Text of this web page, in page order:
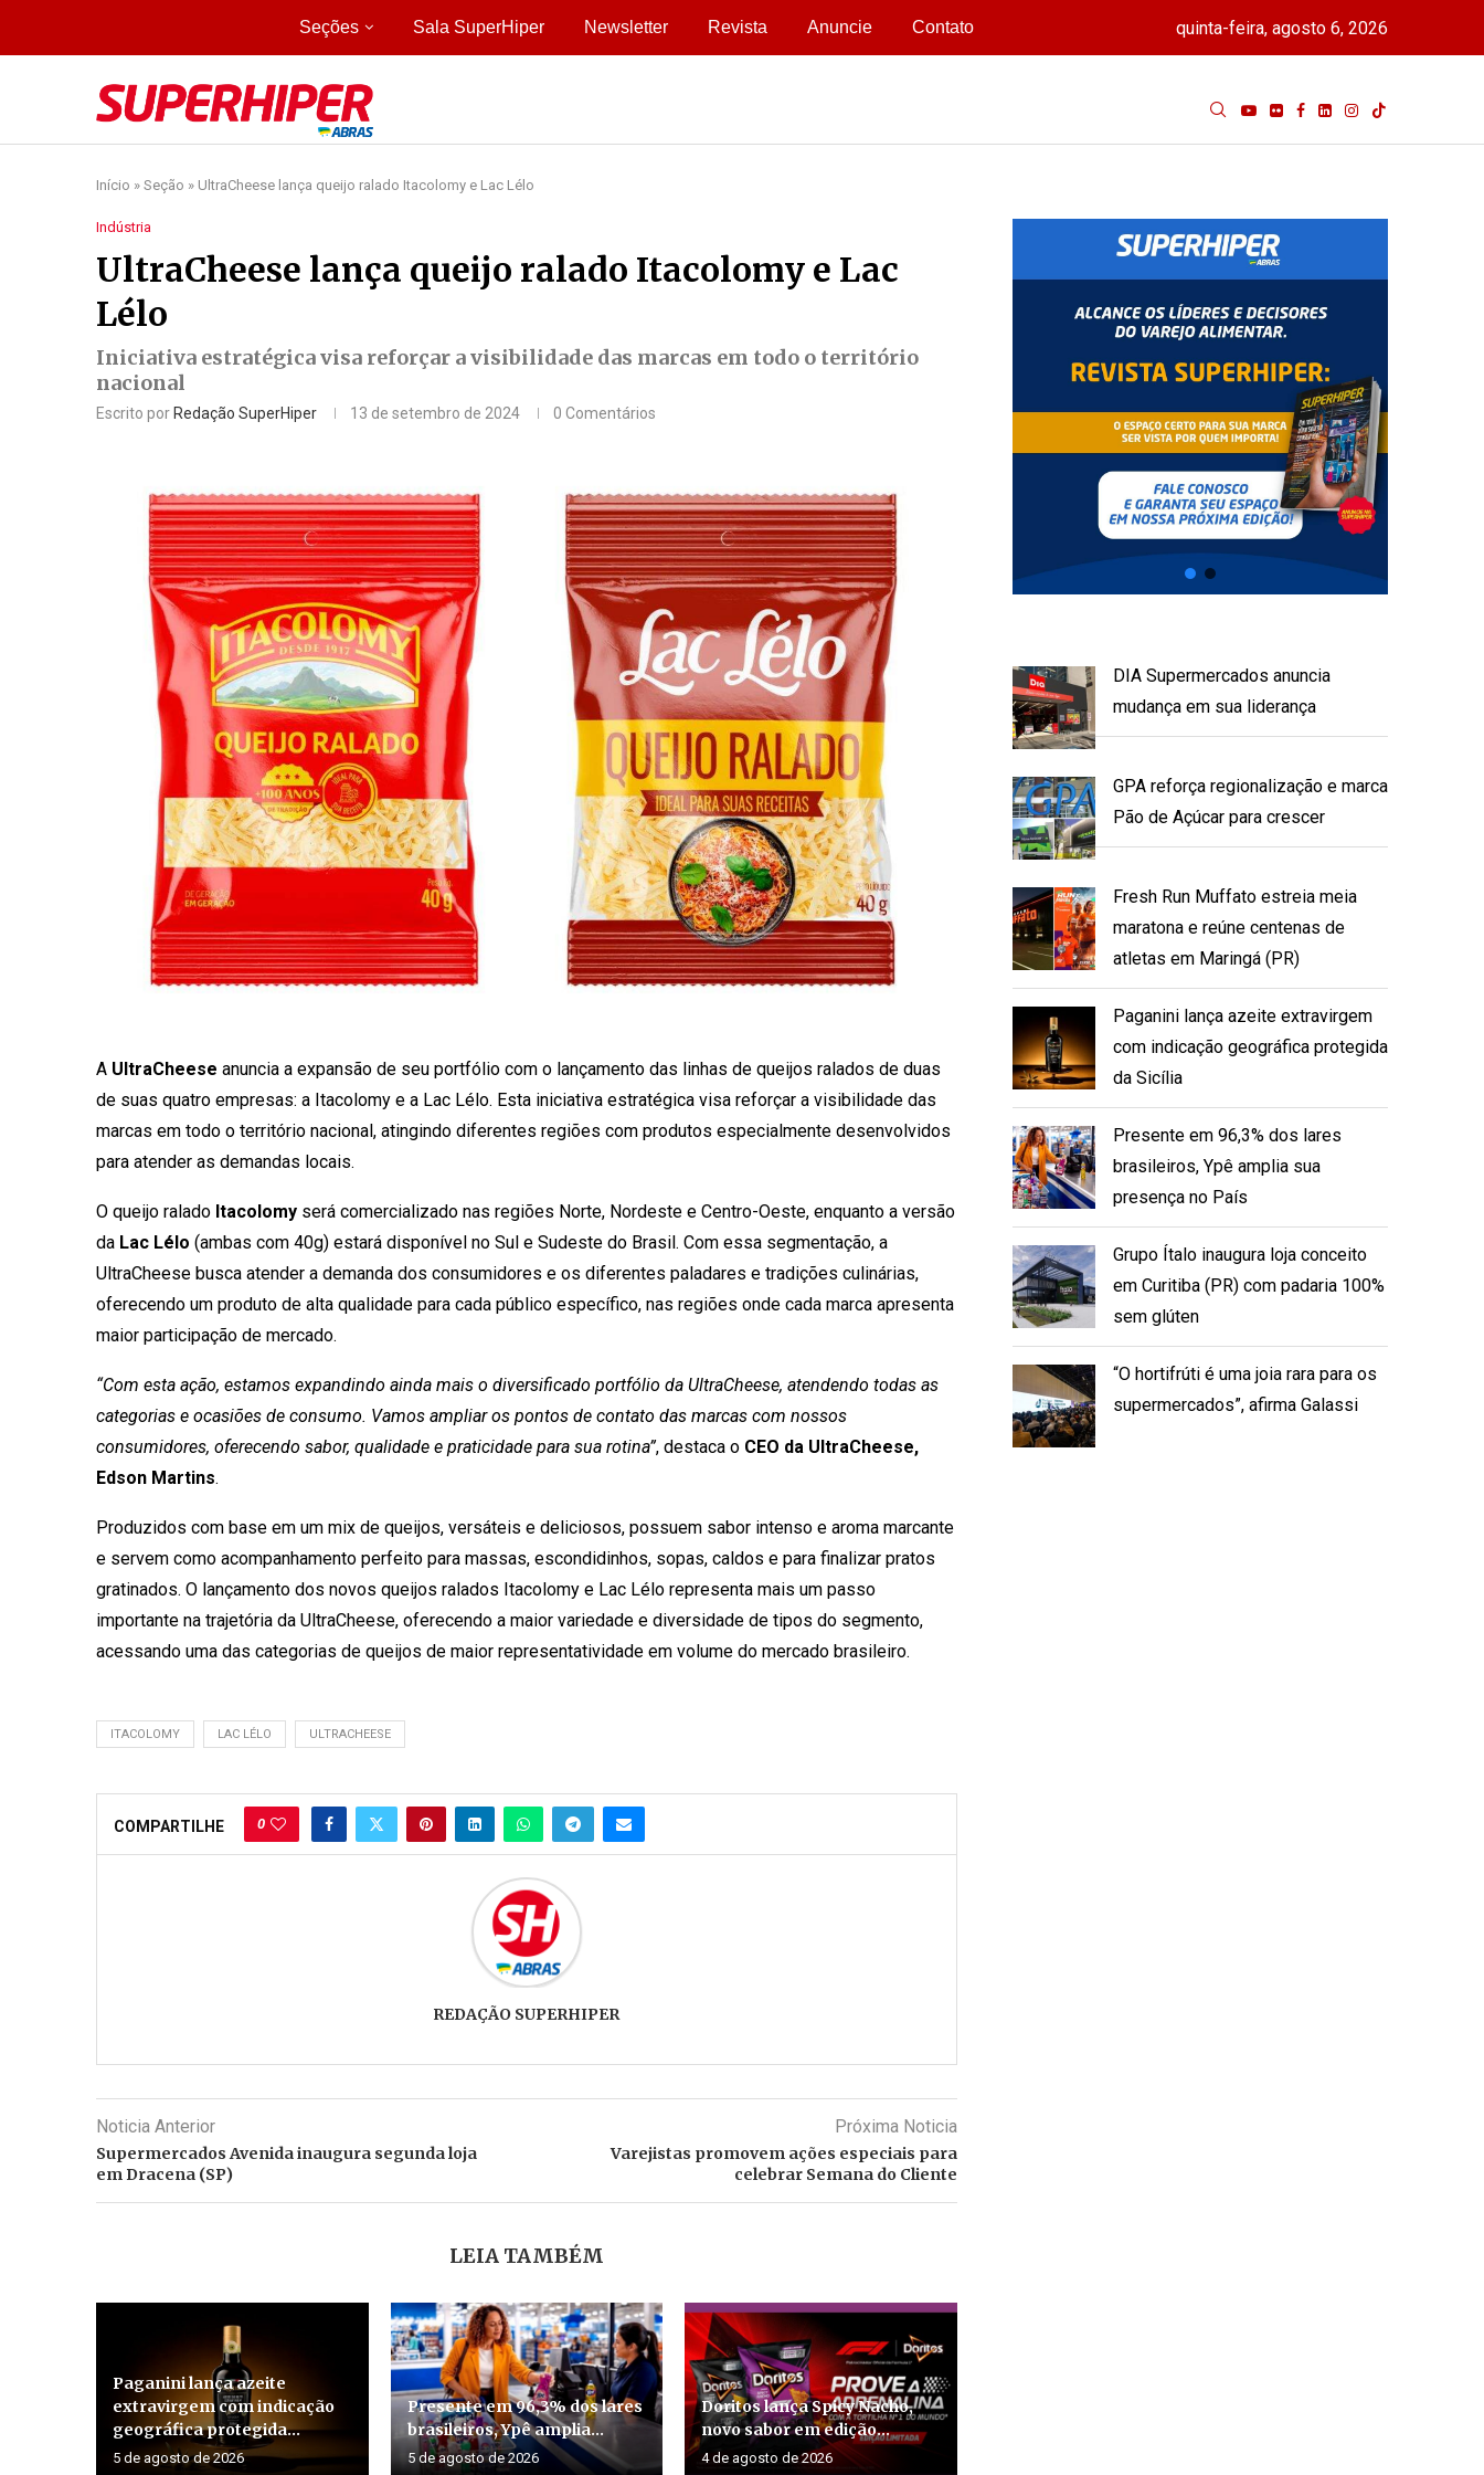
Seções Sala SuperHiper Newsletter Revista Anuncie Contato quinta-feira, agosto 6, 2026
Início » Seção » UltraCheese lança queijo ralado Itacolomy e Lac Lélo
Indústria
UltraCheese lança queijo ralado Itacolomy e Lac
Lélo
Iniciativa estratégica visa reforçar a visibilidade das marcas em todo o território
nacional
Escrito por Redação SuperHiper 13 de setembro de 2024 0 Comentários
A UltraCheese anuncia a expansão de seu portfólio com o lançamento das linhas de queijos ralados de duas
de suas quatro empresas: a Itacolomy e a Lac Lélo. Esta iniciativa estratégica visa reforçar a visibilidade das
marcas em todo o território nacional, atingindo diferentes regiões com produtos especialmente desenvolvidos
para atender as demandas locais.
O queijo ralado Itacolomy será comercializado nas regiões Norte, Nordeste e Centro-Oeste, enquanto a versão
da Lac Lélo (ambas com 40g) estará disponível no Sul e Sudeste do Brasil. Com essa segmentação, a
UltraCheese busca atender a demanda dos consumidores e os diferentes paladares e tradições culinárias,
oferecendo um produto de alta qualidade para cada público específico, nas regiões onde cada marca apresenta
maior participação de mercado.
“Com esta ação, estamos expandindo ainda mais o diversificado portfólio da UltraCheese, atendendo todas as
categorias e ocasiões de consumo. Vamos ampliar os pontos de contato das marcas com nossos
consumidores, oferecendo sabor, qualidade e praticidade para sua rotina”, destaca o CEO da UltraCheese,
Edson Martins.
Produzidos com base em um mix de queijos, versáteis e deliciosos, possuem sabor intenso e aroma marcante
e servem como acompanhamento perfeito para massas, escondidinhos, sopas, caldos e para finalizar pratos
gratinados. O lançamento dos novos queijos ralados Itacolomy e Lac Lélo representa mais um passo
importante na trajetória da UltraCheese, oferecendo a maior variedade e diversidade de tipos do segmento,
acessando uma das categorias de queijos de maior representatividade em volume do mercado brasileiro.
ITACOLOMY LAC LÉLO ULTRACHEESE
COMPARTILHE 0
REDAÇÃO SUPERHIPER
Noticia Anterior
Supermercados Avenida inaugura segunda loja
em Dracena (SP)
Próxima Noticia
Varejistas promovem ações especiais para
celebrar Semana do Cliente
LEIA TAMBÉM
Paganini lança azeite
extravirgem com indicação
geográfica protegida...
5 de agosto de 2026
Presente em 96,3% dos lares
brasileiros, Ypê amplia...
5 de agosto de 2026
Doritos lança Spicy Nacho,
novo sabor em edição...
4 de agosto de 2026
DIA Supermercados anuncia
mudança em sua liderança
GPA reforça regionalização e marca
Pão de Açúcar para crescer
Fresh Run Muffato estreia meia
maratona e reúne centenas de
atletas em Maringá (PR)
Paganini lança azeite extravirgem
com indicação geográfica protegida
da Sicília
Presente em 96,3% dos lares
brasileiros, Ypê amplia sua
presença no País
Grupo Ítalo inaugura loja conceito
em Curitiba (PR) com padaria 100%
sem glúten
“O hortifrúti é uma joia rara para os
supermercados”, afirma Galassi